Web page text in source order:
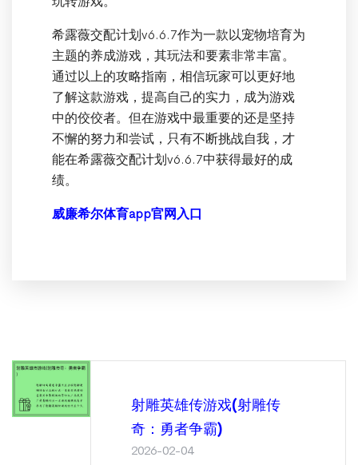
希露薇交配计划v6.6.7作为一款以宠物培育为
主题的养成游戏，其玩法和要素非常丰富。
通过以上的攻略指南，相信玩家可以更好地
了解这款游戏，提高自己的实力，成为游戏
中的佼佼者。但在游戏中最重要的还是坚持
不懈的努力和尝试，只有不断挑战自我，才
能在希露薇交配计划v6.6.7中获得最好的成
绩。
威廉希尔体育app官网入口
射雕英雄传游戏(射雕传
奇：勇者争霸)
2026-02-04